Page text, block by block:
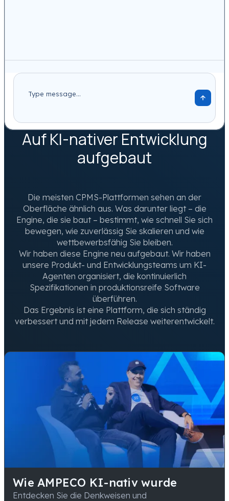
Auf KI-nativer Entwicklung
aufgebaut
Die meisten CPMS-Plattformen sehen an der
Oberfläche ähnlich aus. Was darunter liegt – die
Engine, die sie baut – bestimmt, wie schnell Sie sich
bewegen, wie zuverlässig Sie skalieren und wie
wettbewerbsfähig Sie bleiben.
Wir haben diese Engine neu aufgebaut. Wir haben
unsere Produkt- und Entwicklungsteams um KI-
Agenten organisiert, die kontinuierlich
Spezifikationen in produktionsreife Software
überführen.
Das Ergebnis ist eine Plattform, die sich ständig
verbessert und mit jedem Release weiterentwickelt.
Wie AMPECO KI-nativ wurde
Entdecken Sie die Denkweisen und